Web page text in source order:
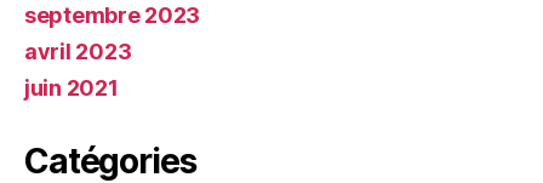
septembre 2023
avril 2023
juin 2021
Catégories